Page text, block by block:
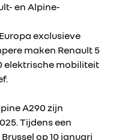
en Alpine-
exclusieve
maken Renault 5
elektrische mobiliteit
A290 zijn
Tijdens een
op 10 januari